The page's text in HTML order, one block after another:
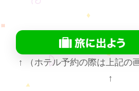
↑ （ホテル予約の際は上記の
↑